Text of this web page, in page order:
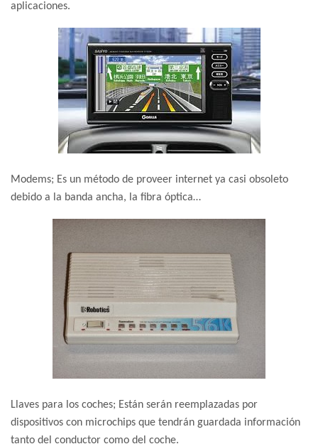
aplicaciones.
Modems; Es un método de proveer internet ya casi obsoleto
debido a la banda ancha, la fibra óptica…
Llaves para los coches; Están serán reemplazadas por
dispositivos con microchips que tendrán guardada información
tanto del conductor como del coche.